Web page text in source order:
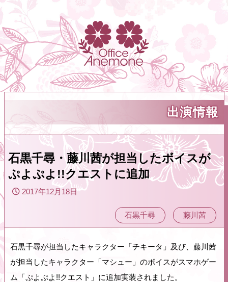
出演情報
石黒千尋・藤川茜が担当したボイスが
ぷよぷよ!!クエストに追加
2017年12月18日
石黒千尋 藤川茜
石黒千尋が担当したキャラクター「チキータ」及び、藤川茜
が担当したキャラクター「マシュー」のボイスがスマホゲー
ム「ぷよぷよ!!クエスト」に追加実装されました。